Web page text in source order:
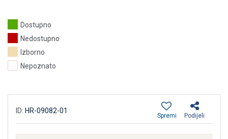
Dostupno
Nedostupno
Izborno
Nepoznato
ID: HR-09082-01
Podijeli
Spremi